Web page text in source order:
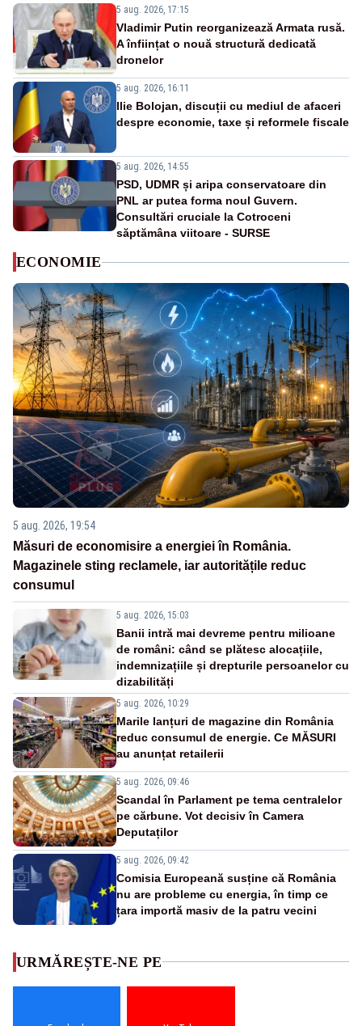
5 aug. 2026, 17:15
Vladimir Putin reorganizează Armata rusă.
A înființat o nouă structură dedicată
dronelor
5 aug. 2026, 16:11
Ilie Bolojan, discuții cu mediul de afaceri
despre economie, taxe și reformele fiscale
5 aug. 2026, 14:55
PSD, UDMR și aripa conservatoare din
PNL ar putea forma noul Guvern.
Consultări cruciale la Cotroceni
săptămâna viitoare - SURSE
ECONOMIE
5 aug. 2026, 19:54
Măsuri de economisire a energiei în România.
Magazinele sting reclamele, iar autoritățile reduc
consumul
5 aug. 2026, 15:03
Banii intră mai devreme pentru milioane
de români: când se plătesc alocațiile,
indemnizațiile și drepturile persoanelor cu
dizabilități
5 aug. 2026, 10:29
Marile lanțuri de magazine din România
reduc consumul de energie. Ce MĂSURI
au anunțat retailerii
5 aug. 2026, 09:46
Scandal în Parlament pe tema centralelor
pe cărbune. Vot decisiv în Camera
Deputaților
5 aug. 2026, 09:42
Comisia Europeană susține că România
nu are probleme cu energia, în timp ce
țara importă masiv de la patru vecini
URMĂREȘTE-NE PE